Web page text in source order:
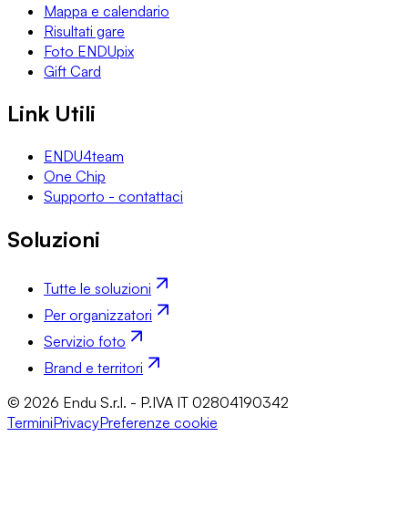
Mappa e calendario
Risultati gare
Foto ENDUpix
Gift Card
Link Utili
ENDU4team
One Chip
Supporto - contattaci
Soluzioni
Tutte le soluzioni
Per organizzatori
Servizio foto
Brand e territori
© 2026 Endu S.r.l. - P.IVA IT 02804190342
TerminiPrivacyPreferenze cookie